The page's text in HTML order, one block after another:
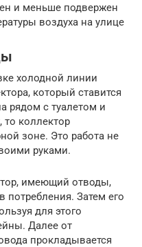
и меньше подвержен
воздуха на улице
холодной линии
который ставится
рядом с туалетом и
коллектор
зоне. Это работа не
руками.
имеющий отводы,
потребления. Затем его
для этого
Далее от
прокладывается